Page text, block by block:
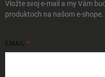
Vložte svoj e-mail a my Vám
produktoch na našom e-shope.
EMAIL